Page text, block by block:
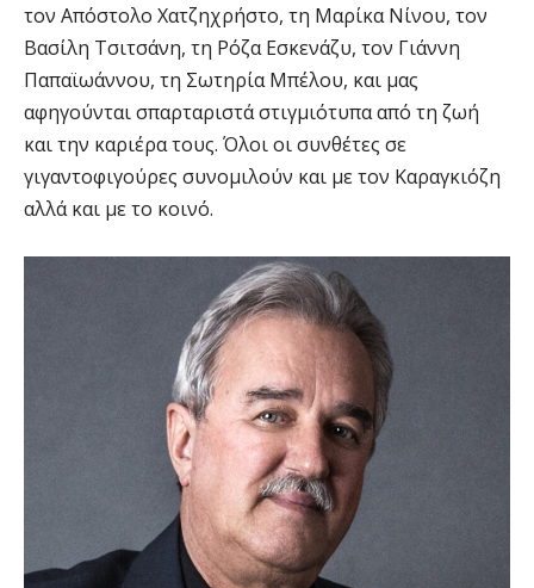
τον Απόστολο Χατζηχρήστο, τη Μαρίκα Νίνου, τον
Βασίλη Τσιτσάνη, τη Ρόζα Εσκενάζυ, τον Γιάννη
Παπαϊωάννου, τη Σωτηρία Μπέλου, και μας
αφηγούνται σπαρταριστά στιγμιότυπα από τη ζωή
και την καριέρα τους. Όλοι οι συνθέτες σε
γιγαντοφιγούρες συνομιλούν και με τον Καραγκιόζη
αλλά και με το κοινό.